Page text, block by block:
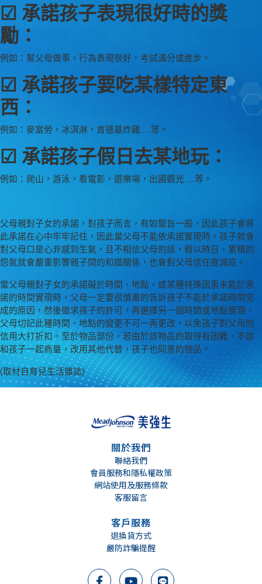
☑ 承諾孩子表現很好時的獎
勵：
例如：幫父母做事，行為表現很好，考試滿分或進步。
☑ 承諾孩子要吃某樣特定東
西：
例如：麥當勞，冰淇淋，肯德基炸雞……等。
☑ 承諾孩子假日去某地玩：
例如：爬山，游泳，看電影，遊樂場，出國觀光……等。
父母親對子女的承諾，對孩子而言，有如聖旨一般，因此孩子會將
此承諾在心中牢牢記住，因此當父母不能依承諾實現時，孩子就會
對父母口是心非感到生氣，且不相信父母的話，假以時日，累積的
怨氣就會嚴重影響親子間的和諧關係，也會對父母信任度減底。
當父母親對子女的承諾礙於時間、地點，或某種特殊因素未能於承
諾的時間實現時，父母一定要很慎重的告訴孩子不能於承諾時間完
成的原因，然後徵求孩子的許可，再選擇另一個時間或地點實現，
父母切記此種時間、地點的變更不可一再更改，以免孩子對父母的
信用大打折扣。至於物品部份，若由於該物品的取得有困難，不妨
和孩子一起商量，改用其他代替，孩子也同意的物品。
(取材自育兒生活雜誌)
關於我們
聯絡我們
會員服務和隱私權政策
網站使用及服務條款
客服留言
客戶服務
退換貨方式
嚴防詐騙提醒